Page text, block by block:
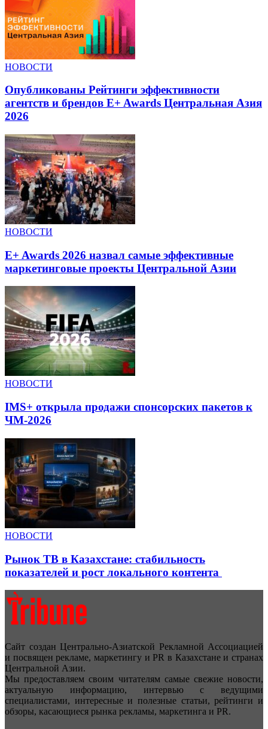
НОВОСТИ
Опубликованы Рейтинги эффективности
агентств и брендов E+ Awards Центральная Азия
2026
НОВОСТИ
E+ Awards 2026 назвал самые эффективные
маркетинговые проекты Центральной Азии
НОВОСТИ
IMS+ открыла продажи спонсорских пакетов к
ЧМ-2026
НОВОСТИ
Рынок ТВ в Казахстане: стабильность
показателей и рост локального контента
Сайт создан Центрально-Азиатской Рекламной Ассоциацией
и посвящен рекламе, маркетингу и PR в Казахстане и странах
Центральной Азии.
Мы предоставляем своим читателям самые свежие новости,
актуальную информацию, интервью с ведущими
специалистами, интересные и полезные статьи, рейтинги и
обзоры, касающиеся рынка рекламы, маркетинга и PR.